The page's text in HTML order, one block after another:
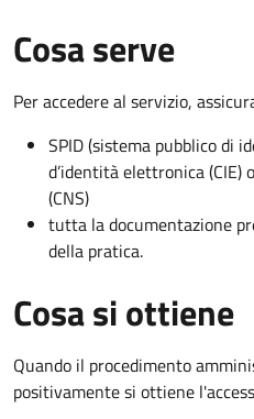
Cosa serve
Per accedere al servizio,
SPID (sistema pubblico di
d’identità elettronica (CIE)
(CNS)
tutta la documentazione
della pratica.
Cosa si ottiene
Quando il procedimento
positivamente si ottiene